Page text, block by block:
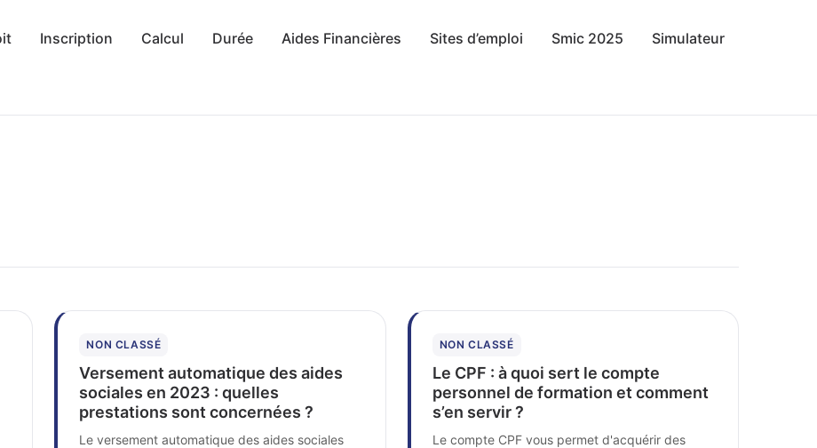
Inscription Calcul Durée Aides Financières Sites d’emploi Smic 2025 Simulateur
NON CLASSÉ
Versement automatique des aides
sociales en 2023 : quelles
prestations sont concernées ?
Le versement automatique des aides sociales
NON CLASSÉ
Le CPF : à quoi sert le compte
personnel de formation et comment
s’en servir ?
Le compte CPF vous permet d'acquérir des